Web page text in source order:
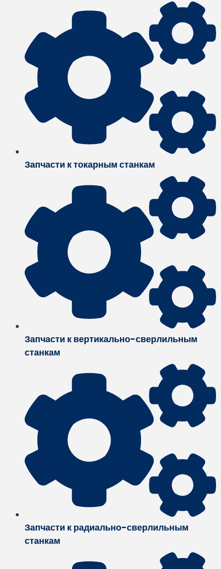
Запчасти к токарным станкам
Запчасти к вертикально-сверлильным
станкам
Запчасти к радиально-сверлильным
станкам